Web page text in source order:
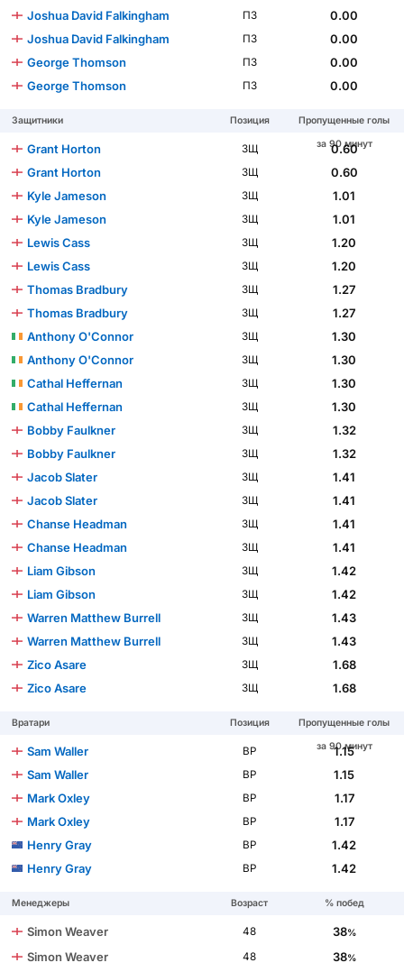
Joshua David Falkingham
ПЗ
0.00
Joshua David Falkingham
ПЗ
0.00
George Thomson
ПЗ
0.00
George Thomson
ПЗ 0.00
Защитники Позиция
Пропущенные голы
за 90 минут
Grant Horton ЗЩ
0.60
Grant Horton
ЗЩ
0.60
Kyle Jameson
ЗЩ
1.01
Kyle Jameson
ЗЩ
1.01
Lewis Cass
ЗЩ
1.20
Lewis Cass
ЗЩ
1.20
Thomas Bradbury
ЗЩ
1.27
Thomas Bradbury
ЗЩ
1.27
Anthony O'Connor
ЗЩ
1.30
Anthony O'Connor
ЗЩ
1.30
Cathal Heffernan
ЗЩ
1.30
Cathal Heffernan
ЗЩ
1.30
Bobby Faulkner
ЗЩ
1.32
Bobby Faulkner
ЗЩ
1.32
Jacob Slater
ЗЩ
1.41
Jacob Slater
ЗЩ
1.41
Chanse Headman
ЗЩ
1.41
Chanse Headman
ЗЩ
1.41
Liam Gibson
ЗЩ
1.42
Liam Gibson
ЗЩ
1.42
Warren Matthew Burrell
ЗЩ
1.43
Warren Matthew Burrell
ЗЩ
1.43
Zico Asare
ЗЩ
1.68
Zico Asare
ЗЩ 1.68
Вратари Позиция
Пропущенные голы
за 90 минут
Sam Waller ВР
1.15
Sam Waller
ВР
1.15
Mark Oxley
ВР
1.17
Mark Oxley
ВР
1.17
Henry Gray
ВР
1.42
Henry Gray
ВР 1.42
Менеджеры Возраст % побед
Simon Weaver 48 38%
Simon Weaver 48 38%